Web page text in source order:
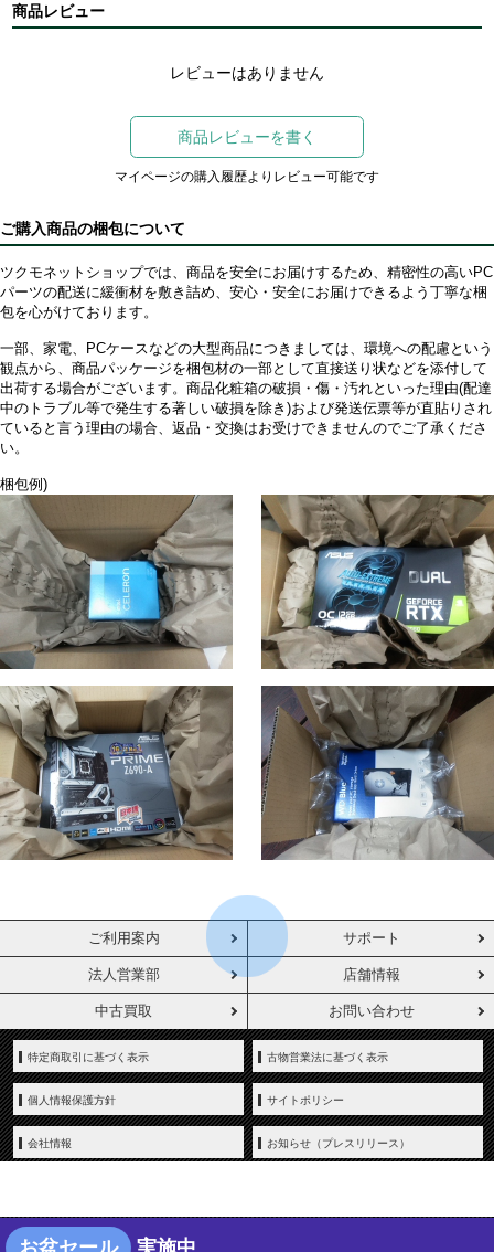
商品レビュー
レビューはありません
商品レビューを書く
マイページの購入履歴よりレビュー可能です
ご購入商品の梱包について
ツクモネットショップでは、商品を安全にお届けするため、精密性の高いPC
パーツの配送に緩衝材を敷き詰め、安心・安全にお届けできるよう丁寧な梱
包を心がけております。
一部、家電、PCケースなどの大型商品につきましては、環境への配慮という
観点から、商品パッケージを梱包材の一部として直接送り状などを添付して
出荷する場合がございます。商品化粧箱の破損・傷・汚れといった理由(配達
中のトラブル等で発生する著しい破損を除き)および発送伝票等が直貼りされ
ていると言う理由の場合、返品・交換はお受けできませんのでご了承くださ
い。
梱包例)
ご利用案内 サポート
法人営業部 店舗情報
中古買取 お問い合わせ
特定商取引に基づく表示 古物営業法に基づく表示
個人情報保護方針 サイトポリシー
会社情報 お知らせ（プレスリリース）
お盆セール 実施中